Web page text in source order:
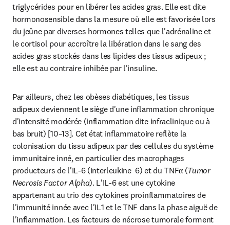
triglycérides pour en libérer les acides gras. Elle est dite
hormonosensible dans la mesure où elle est favorisée lors
du jeûne par diverses hormones telles que l'adrénaline et
le cortisol pour accroître la libération dans le sang des
acides gras stockés dans les lipides des tissus adipeux ;
elle est au contraire inhibée par l'insuline.
Par ailleurs, chez les obèses diabétiques, les tissus
adipeux deviennent le siège d'une inflammation chronique
d'intensité modérée (inflammation dite infraclinique ou à
bas bruit) [10–13]. Cet état inflammatoire reflète la
colonisation du tissu adipeux par des cellules du système
immunitaire inné, en particulier des macrophages
producteurs de l'IL-6 (interleukine  6) et du TNFα (Tumor
Necrosis Factor Alpha). L'IL-6 est une cytokine
appartenant au trio des cytokines proinflammatoires de
l'immunité innée avec l'IL1 et le TNF dans la phase aiguë de
l'inflammation. Les facteurs de nécrose tumorale forment